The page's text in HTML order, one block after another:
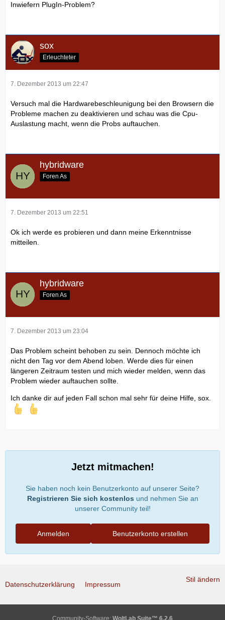
Inwiefern PlugIn-Problem?
sox
Erleuchteter
7. Dezember 2013 um 22:47
Versuch mal die Hardwarebeschleunigung bei den Browsern die
Probleme machen zu deaktivieren und schau was die Cpu-
Auslastung macht, wenn die Probs auftauchen.
hybridware
Foren As
7. Dezember 2013 um 22:51
Ok ich werde es probieren und dann meine Erkenntnisse
mitteilen.
hybridware
Foren As
7. Dezember 2013 um 23:04
Das Problem scheint behoben zu sein. Dennoch möchte ich
nicht den Tag vor dem Abend loben. Werde dies für einen
längeren Zeitraum testen und mich wieder melden, wenn das
Problem wieder auftauchen sollte.
Ich danke dir auf jeden Fall schon mal sehr für deine Hilfe, sox.
Jetzt mitmachen!
Sie haben noch kein Benutzerkonto auf unserer Seite?
Registrieren Sie sich kostenlos und nehmen Sie an
unserer Community teil!
Benutzerkonto erstellen
Anmelden
Stil ändern
Datenschutzerklärung Impressum
Community-Software: WoltLab Suite™ 6.2.6